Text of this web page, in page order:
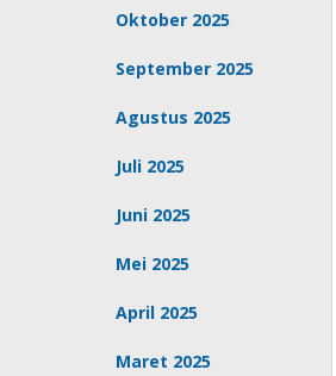
Oktober 2025
September 2025
Agustus 2025
Juli 2025
Juni 2025
Mei 2025
April 2025
Maret 2025